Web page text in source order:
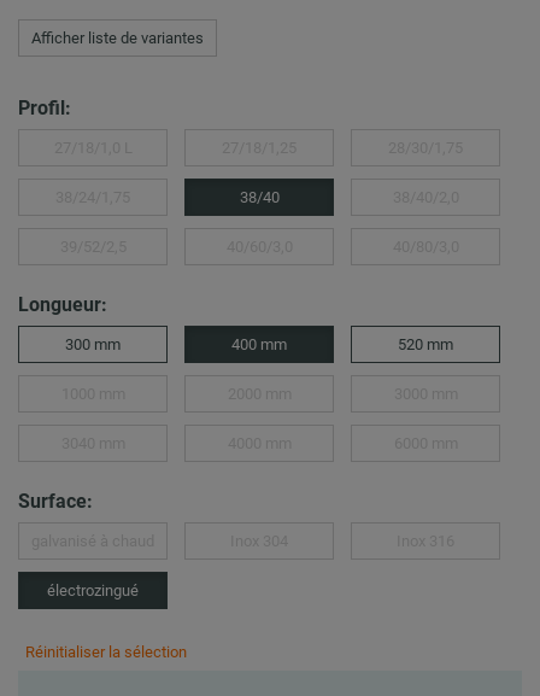
Afficher liste de variantes
Profil:
38/40
Longueur:
300 mm 400 mm 520 mm
Surface:
électrozingué
Réinitialiser la sélection